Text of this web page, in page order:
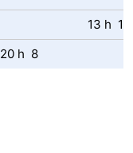
13 h 1
20 h 8